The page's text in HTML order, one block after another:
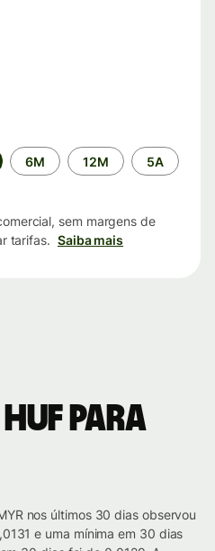
6M 12M 5A
sem margens de
tarifas. Saiba mais
para
nos últimos 30 dias observou
e uma mínima em 30 dias